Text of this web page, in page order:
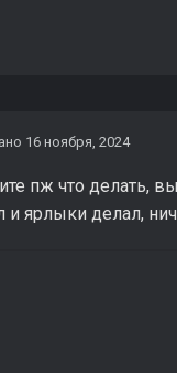
16 ноября, 2024
пж что делать,
и ярлыки делал,